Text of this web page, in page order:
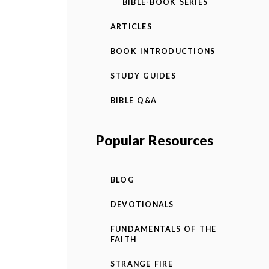
BIBLE-BOOK SERIES
ARTICLES
BOOK INTRODUCTIONS
STUDY GUIDES
BIBLE Q&A
Popular Resources
BLOG
DEVOTIONALS
FUNDAMENTALS OF THE
FAITH
STRANGE FIRE